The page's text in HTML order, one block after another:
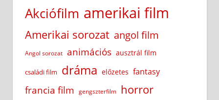
Akciófilm amerikai film
Amerikai sorozat angol film
Angol sorozat animációs ausztrál film
családi film dráma előzetes fantasy
francia film gengszterfilm horror